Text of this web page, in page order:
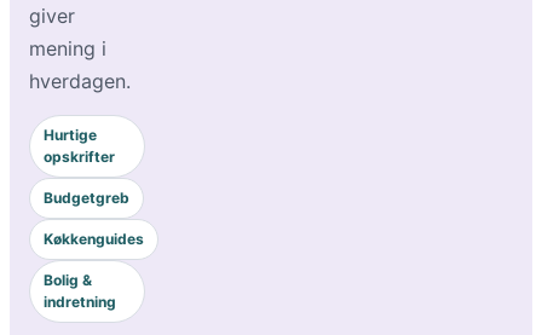
giver
mening i
hverdagen.
Hurtige
opskrifter
Budgetgreb
Køkkenguides
Bolig &
indretning